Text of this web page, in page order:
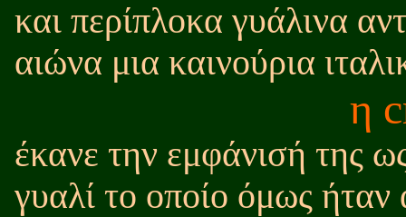
και περίπλοκα γυάλινα
αιώνα μια καινούρια
η
έκανε την εμφάνισή της
γυαλί το οποίο όμως